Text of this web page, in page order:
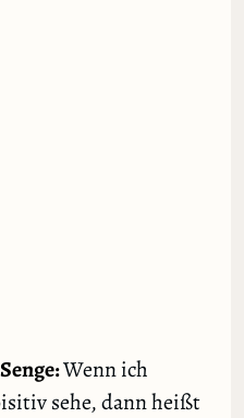
Wenn ich
sehe, dann heißt